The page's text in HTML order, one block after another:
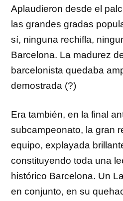
Aplaudieron desde el
las grandes gradas
sí, ninguna rechifla,
Barcelona. La madurez
barcelonista quedaba
demostrada (?)
Era también, en la final
subcampeonato, la gran
equipo, explayada
constituyendo toda una
histórico Barcelona. Un
en conjunto, en su